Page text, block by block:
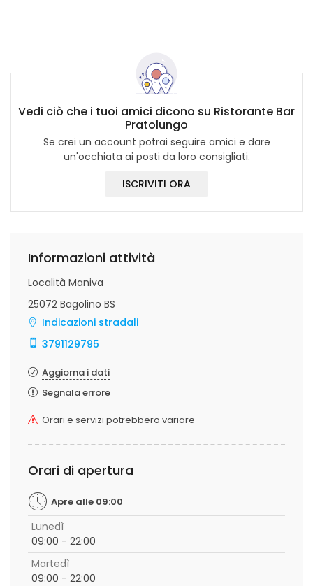
Vedi ciò che i tuoi amici dicono su Ristorante Bar
Pratolungo
Se crei un account potrai seguire amici e dare
un'occhiata ai posti da loro consigliati.
ISCRIVITI ORA
Informazioni attività
Località Maniva
25072 Bagolino BS
Indicazioni stradali
3791129795
Aggiorna i dati
Segnala errore
Orari e servizi potrebbero variare
Orari di apertura
Apre alle 09:00
Lunedì
09:00 - 22:00
Martedì
09:00 - 22:00